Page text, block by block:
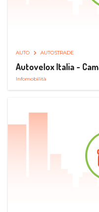
AUTO AUTOSTRADE
Autovelox Italia -
Infomobilità